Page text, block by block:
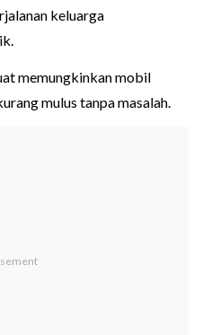
keluarga
memungkinkan mobil
mulus tanpa masalah.